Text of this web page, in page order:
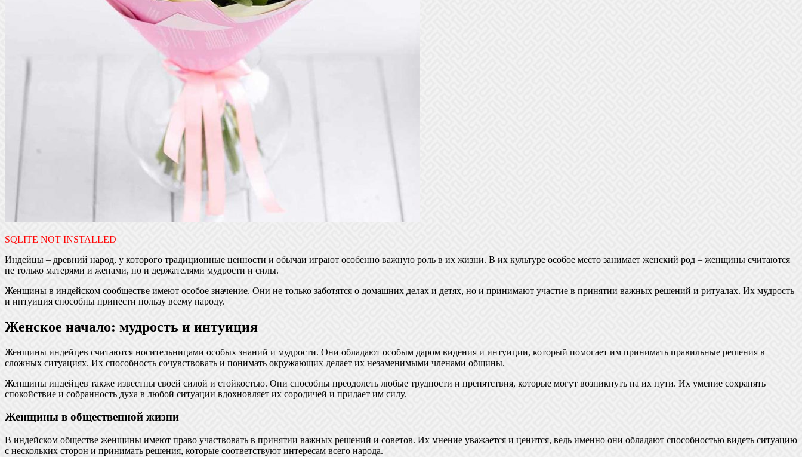
SQLITE NOT INSTALLED
Индейцы – древний народ, у которого традиционные ценности и обычаи играют особенно важную роль в их жизни. В их культуре особое место занимает женский род – женщины считаются
не только матерями и женами, но и держателями мудрости и силы.
Женщины в индейском сообществе имеют особое значение. Они не только заботятся о домашних делах и детях, но и принимают участие в принятии важных решений и ритуалах. Их мудрость
и интуиция способны принести пользу всему народу.
Женское начало: мудрость и интуиция
Женщины индейцев считаются носительницами особых знаний и мудрости. Они обладают особым даром видения и интуиции, который помогает им принимать правильные решения в
сложных ситуациях. Их способность сочувствовать и понимать окружающих делает их незаменимыми членами общины.
Женщины индейцев также известны своей силой и стойкостью. Они способны преодолеть любые трудности и препятствия, которые могут возникнуть на их пути. Их умение сохранять
спокойствие и собранность духа в любой ситуации вдохновляет их сородичей и придает им силу.
Женщины в общественной жизни
В индейском обществе женщины имеют право участвовать в принятии важных решений и советов. Их мнение уважается и ценится, ведь именно они обладают способностью видеть ситуацию
с нескольких сторон и принимать решения, которые соответствуют интересам всего народа.